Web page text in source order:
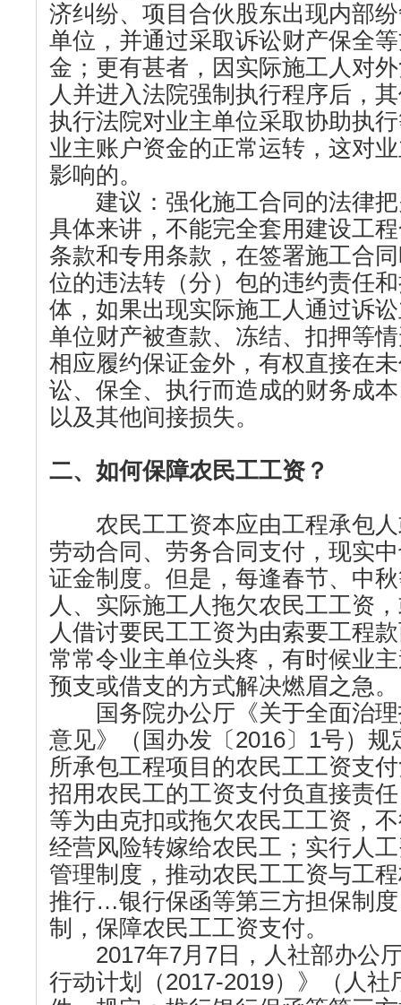
济纠纷、项目合伙股东出现内部
单位，并通过采取诉讼财产保全
金；更有甚者，因实际施工人对
人并进入法院强制执行程序后，
执行法院对业主单位采取协助执
业主账户资金的正常运转，这对
影响的。
建议：强化施工合同的法律把
具体来讲，不能完全套用建设工
条款和专用条款，在签署施工合
位的违法转（分）包的违约责任
体，如果出现实际施工人通过诉
单位财产被查款、冻结、扣押等
相应履约保证金外，有权直接在
讼、保全、执行而造成的财务成
以及其他间接损失。
二、如何保障农民工工资？
农民工工资本应由工程承包人
劳动合同、劳务合同支付，现实
证金制度。但是，每逢春节、中
人、实际施工人拖欠农民工工资
人借讨要民工工资为由索要工程
常常令业主单位头疼，有时候业
预支或借支的方式解决燃眉之急。
国务院办公厅《关于全面治理
意见》（国办发〔2016〕1号）
所承包工程项目的农民工工资支
招用农民工的工资支付负直接责
等为由克扣或拖欠农民工工资，
经营风险转嫁给农民工；实行人
管理制度，推动农民工工资与工
推行…银行保函等第三方担保制
制，保障农民工工资支付。
2017年7月7日，人社部办公厅
行动计划（2017-2019）》（人社